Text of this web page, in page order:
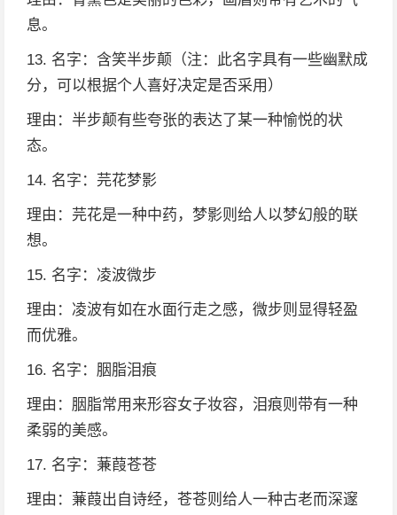
息。
13. 名字：含笑半步颠（注：此名字具有一些幽默成
分，可以根据个人喜好决定是否采用）
理由：半步颠有些夸张的表达了某一种愉悦的状
态。
14. 名字：芫花梦影
理由：芫花是一种中药，梦影则给人以梦幻般的联
想。
15. 名字：凌波微步
理由：凌波有如在水面行走之感，微步则显得轻盈
而优雅。
16. 名字：胭脂泪痕
理由：胭脂常用来形容女子妆容，泪痕则带有一种
柔弱的美感。
17. 名字：蒹葭苍苍
理由：蒹葭出自诗经，苍苍则给人一种古老而深邃